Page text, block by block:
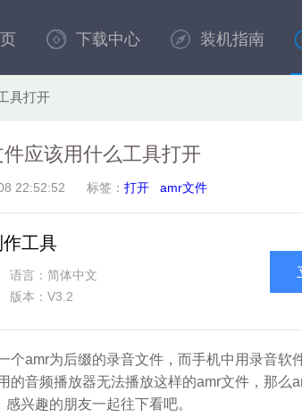
下载中心 装机指南
具打开
件应该用什么工具打开
22:52:52 标签： 打开 amr文件
工具
语言：简体中文
版本：V3.2
个amr为后缀的录音文件，而手机中用录音软
的音频播放器无法播放这样的amr文件，那么
兴趣的朋友一起往下看吧。